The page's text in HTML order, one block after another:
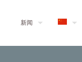
新闻